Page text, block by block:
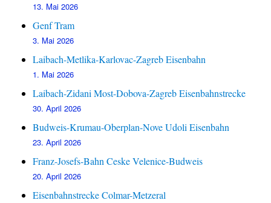
13. Mai 2026
Genf Tram
3. Mai 2026
Laibach-Metlika-Karlovac-Zagreb Eisenbahn
1. Mai 2026
Laibach-Zidani Most-Dobova-Zagreb Eisenbahnstrecke
30. April 2026
Budweis-Krumau-Oberplan-Nove Udoli Eisenbahn
23. April 2026
Franz-Josefs-Bahn Ceske Velenice-Budweis
20. April 2026
Eisenbahnstrecke Colmar-Metzeral